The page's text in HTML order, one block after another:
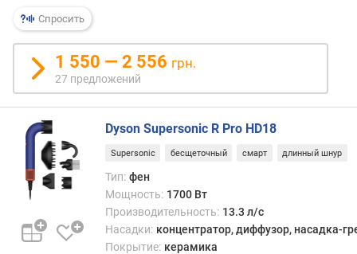
е
о
ж
е
н
й
о
щ
Спросить
1 550 — 2 556 грн.
27 предложений
Dyson Supersonic R Pro HD18
Supersonic бесщеточный смарт длинный шнур
Тип: фен
Мощность: 1700 Вт
Производительность: 13.3 л/с
Насадки: концентратор, диффузор, насадка-
Покрытие: керамика